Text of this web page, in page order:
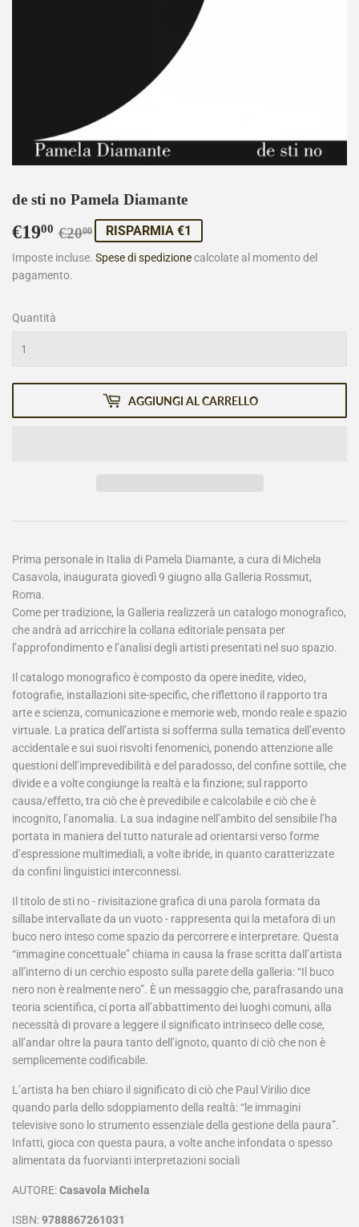
de sti no Pamela Diamante
€1900 €2000
Prezzo
di
€20,00
Prezzo
scontato
€19,00
RISPARMIA €1
Imposte incluse. Spese di spedizionecalcolate al momento del
pagamento.
Quantità
AGGIUNGI AL CARRELLO
Prima personale in Italia di Pamela Diamante, a cura di Michela
Casavola, inaugurata giovedì 9 giugno alla Galleria Rossmut,
Roma.
Come per tradizione, la Galleria realizzerà un catalogo monografico,
che andrà ad arricchire la collana editoriale pensata per
l’approfondimento e l’analisi degli artisti presentati nel suo spazio.
Il catalogo monografico è composto da opere inedite, video,
fotografie, installazioni site-specific, che riflettono il rapporto tra
arte e scienza, comunicazione e memorie web, mondo reale e spazio
virtuale. La pratica dell’artista si sofferma sulla tematica dell’evento
accidentale e sui suoi risvolti fenomenici, ponendo attenzione alle
questioni dell’imprevedibilità e del paradosso, del confine sottile, che
divide e a volte congiunge la realtà e la finzione; sul rapporto
causa/effetto, tra ciò che è prevedibile e calcolabile e ciò che è
incognito, l’anomalia. La sua indagine nell’ambito del sensibile l’ha
portata in maniera del tutto naturale ad orientarsi verso forme
d’espressione multimediali, a volte ibride, in quanto caratterizzate
da confini linguistici interconnessi.
Il titolo de sti no - rivisitazione grafica di una parola formata da
sillabe intervallate da un vuoto - rappresenta qui la metafora di un
buco nero inteso come spazio da percorrere e interpretare. Questa
“immagine concettuale” chiama in causa la frase scritta dall’artista
all’interno di un cerchio esposto sulla parete della galleria: “Il buco
nero non è realmente nero”. È un messaggio che, parafrasando una
teoria scientifica, ci porta all’abbattimento dei luoghi comuni, alla
necessità di provare a leggere il significato intrinseco delle cose,
all’andar oltre la paura tanto dell’ignoto, quanto di ciò che non è
semplicemente codificabile.
L’artista ha ben chiaro il significato di ciò che Paul Virilio dice
quando parla dello sdoppiamento della realtà: “le immagini
televisive sono lo strumento essenziale della gestione della paura”.
Infatti, gioca con questa paura, a volte anche infondata o spesso
alimentata da fuorvianti interpretazioni sociali
AUTORE:Casavola Michela
ISBN:9788867261031